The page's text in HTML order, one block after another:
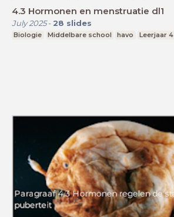
4.3 Hormonen en menstruatie dl1
July 2025- 28 slides
Biologie Middelbare school havo Leerjaar 4